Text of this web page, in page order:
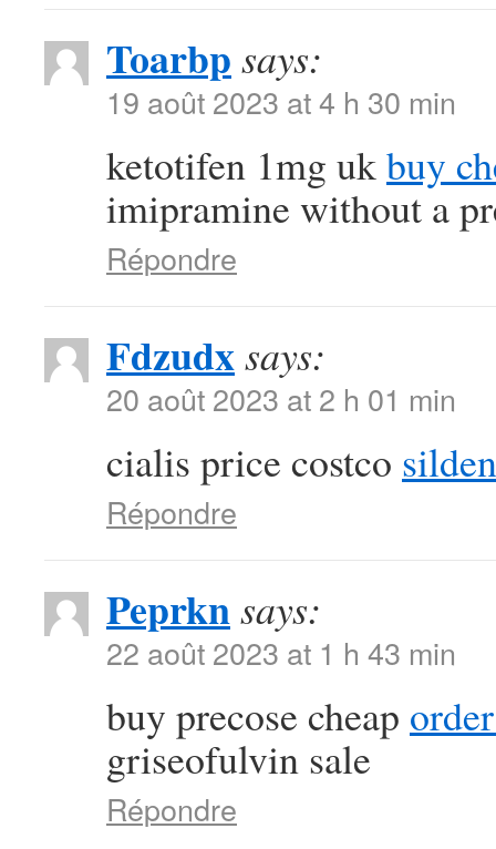
Toarbp says:
19 août 2023 at 4 h 30 min
ketotifen 1mg ukbuy
imipramine without a
Répondre
Fdzudxsays:
20 août 2023 at 2 h 01 min
cialis price costco
Répondre
Peprknsays:
22 août 2023 at 1 h 43 min
buy precose cheap
griseofulvin sale
Répondre